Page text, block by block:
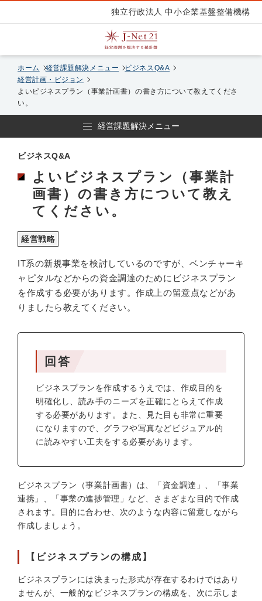
独立行政法人 中小企業基盤整備機構
ホーム 経営課題解決メニュー
ビジネスQ&A
経営計画・ビジョン
よいビジネスプラン（事業計画書）の書き方について教えてくださ
い。
経営課題解決メニュー
ビジネスQ&A
よいビジネスプラン（事業計
画書）の書き方について教え
てください。
経営戦略
IT系の新規事業を検討しているのですが、ベンチャーキ
ャピタルなどからの資金調達のためにビジネスプラン
を作成する必要があります。作成上の留意点などがあ
りましたら教えてください。
回答
ビジネスプランを作成するうえでは、作成目的を
明確化し、読み手のニーズを正確にとらえて作成
する必要があります。また、見た目も非常に重要
になりますので、グラフや写真などビジュアル的
に読みやすい工夫をする必要があります。
ビジネスプラン（事業計画書）は、「資金調達」、「事業
連携」、「事業の進捗管理」など、さまざまな目的で作成
されます。目的に合わせ、次のような内容に留意しながら
作成しましょう。
【ビジネスプランの構成】
ビジネスプランには決まった形式が存在するわけではあり
ませんが、一般的なビジネスプランの構成を、次に示しま